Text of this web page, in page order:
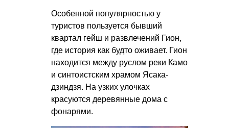
Особенной популярностью у
туристов пользуется бывший
квартал гейш и развлечений Гион,
где история как будто оживает. Гион
находится между руслом реки Камо
и синтоистским храмом Ясака-
дзиндзя. На узких улочках
красуются деревянные дома с
фонарями.